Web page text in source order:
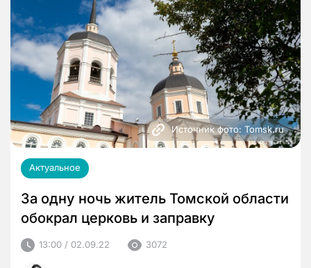
Источник фото: Tomsk.ru
Актуальное
За одну ночь житель Томской области
обокрал церковь и заправку
13:00 / 02.09.22 3072